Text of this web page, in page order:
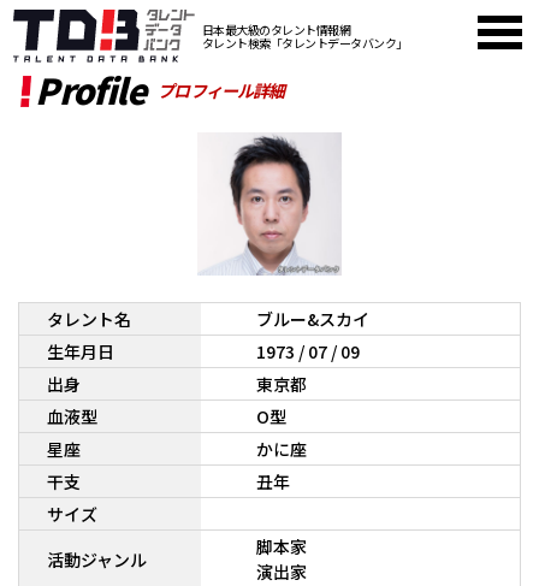
日本最大級のタレント情報網
タレント検索「タレントデータバンク」
Profile プロフィール詳細
タレント名
ブルー&スカイ
生年月日
1973 / 07 / 09
出身
東京都
血液型
O型
星座
かに座
干支
丑年
サイズ
活動ジャンル
脚本家
演出家